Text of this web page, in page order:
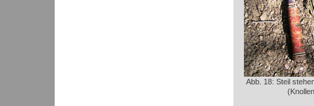
Abb. 18: Steil